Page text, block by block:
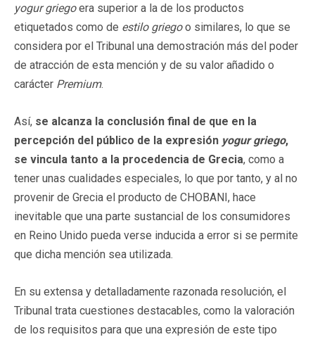
yogur griegoera superior a la de los productos
etiquetados como de estilo griegoo similares, lo que se
considera por el Tribunal una demostración más del poder
de atracción de esta mención y de su valor añadido o
carácter Premium.
Así, se alcanza la conclusión final de que en la
percepción del público de la expresión yogur griego,
se vincula tanto a la procedencia de Grecia, como a
tener unas cualidades especiales, lo que por tanto, y al no
provenir de Grecia el producto de CHOBANI, hace
inevitable que una parte sustancial de los consumidores
en Reino Unido pueda verse inducida a error si se permite
que dicha mención sea utilizada.
En su extensa y detalladamente razonada resolución, el
Tribunal trata cuestiones destacables, como la valoración
de los requisitos para que una expresión de este tipo